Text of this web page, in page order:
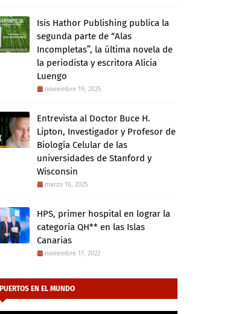
Isis Hathor Publishing publica la
segunda parte de “Alas
Incompletas”, la última novela de
la periodista y escritora Alicia
Luengo
noviembre 19, 2025
Entrevista al Doctor Buce H.
Lipton, Investigador y Profesor de
Biología Celular de las
universidades de Stanford y
Wisconsin
marzo 16, 2025
HPS, primer hospital en lograr la
categoría QH** en las Islas
Canarias
noviembre 17, 2022
PUERTOS EN EL MUNDO